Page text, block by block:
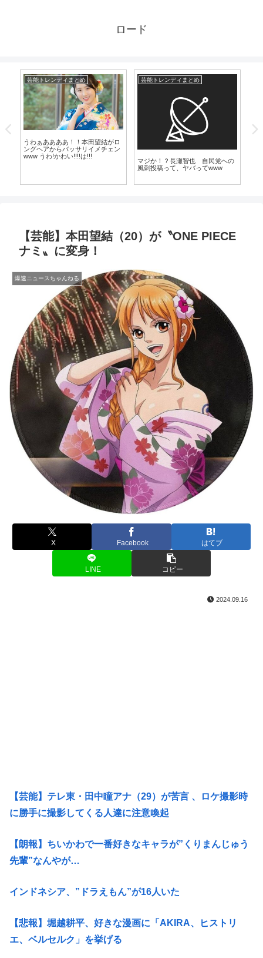
ロード
芸能トレンディまとめ
うわぁああああ！！本田望結がロ
ングヘアからバッサリイメチェン
www うわ!かわい!!!!は!!!
芸能トレンディまとめ
マジか！？長瀬智也 自民党への
風刺投稿って、ヤバってwww
【芸能】本田望結（20）が〝ONE PIECE
ナミ〟に変身！
爆速ニュースちゃんねる
X Facebook はてブ
LINE コピー
2024.09.16
【芸能】テレ東・田中瞳アナ（29）が苦言 、ロケ撮影時
に勝手に撮影してくる人達に注意喚起
【朗報】ちいかわで一番好きなキャラが”くりまんじゅう
先輩”なんやが…
インドネシア、”ドラえもん”が16人いた
【悲報】堀越耕平、好きな漫画に「AKIRA、ヒストリ
エ、ベルセルク」を挙げる